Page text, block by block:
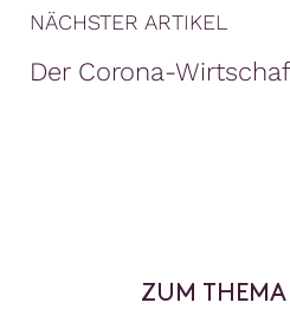
NÄCHSTER ARTIKEL
Der Corona-
ZUM THEMA